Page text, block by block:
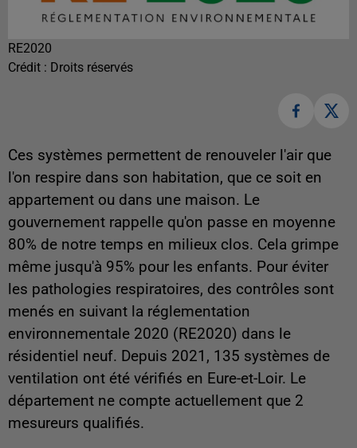
RE2020
Crédit : Droits réservés
Ces systèmes permettent de renouveler l'air que
l'on respire dans son habitation, que ce soit en
appartement ou dans une maison. Le
gouvernement rappelle qu'on passe en moyenne
80% de notre temps en milieux clos. Cela grimpe
même jusqu'à 95% pour les enfants. Pour éviter
les pathologies respiratoires, des contrôles sont
menés en suivant la réglementation
environnementale 2020 (RE2020) dans le
résidentiel neuf. Depuis 2021, 135 systèmes de
ventilation ont été vérifiés en Eure-et-Loir. Le
département ne compte actuellement que 2
mesureurs qualifiés.